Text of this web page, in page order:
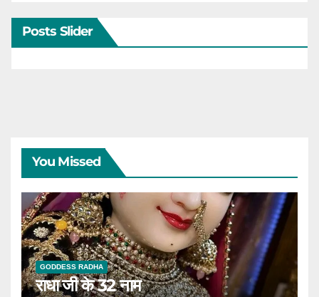
Posts Slider
You Missed
GODDESS RADHA
राधा जी के 32 नाम